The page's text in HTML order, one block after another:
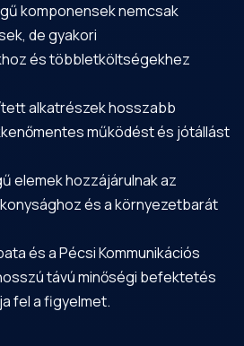
komponensek nemcsak
de gyakori
és többletköltségekhez
alkatrészek hosszabb
működést és jótállást
elemek hozzájárulnak az
és a környezetbarát
és a Pécsi Kommunikációs
távú minőségi befektetés
fel a figyelmet.